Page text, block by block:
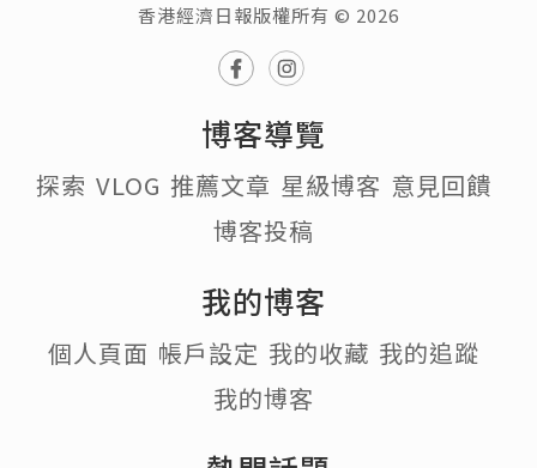
香港經濟日報版權所有 © 2026
博客導覽
探索 VLOG 推薦文章 星級博客 意見回饋
博客投稿
我的博客
個人頁面 帳戶設定 我的收藏 我的追蹤
我的博客